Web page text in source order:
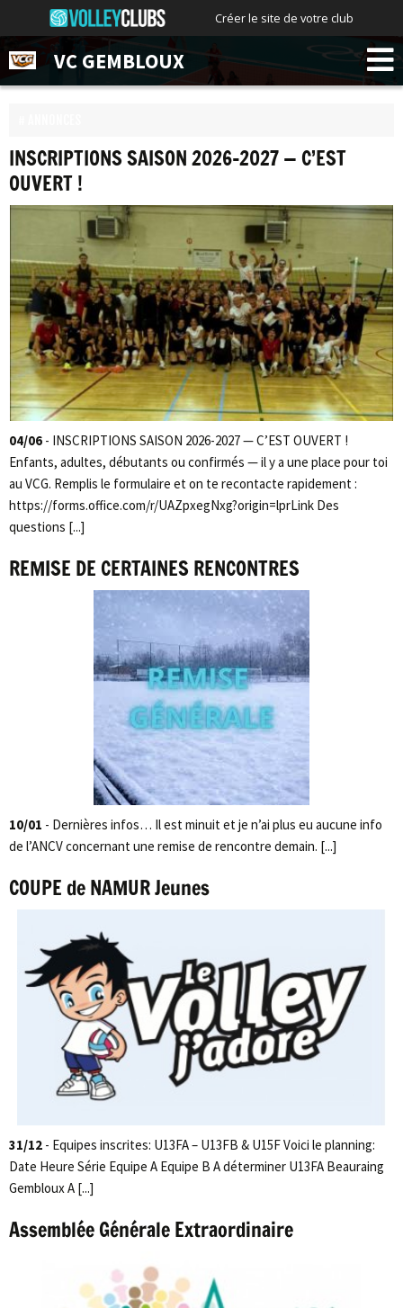
Créer le site de votre club
VC GEMBLOUX
INSCRIPTIONS SAISON 2026-2027 — C’EST
OUVERT !
04/06 - INSCRIPTIONS SAISON 2026-2027 — C’EST OUVERT !
Enfants, adultes, débutants ou confirmés — il y a une place pour toi
au VCG. Remplis le formulaire et on te recontacte rapidement :
https://forms.office.com/r/UAZpxegNxg?origin=lprLink Des
questions [...]
REMISE DE CERTAINES RENCONTRES
10/01 - Dernières infos… Il est minuit et je n’ai plus eu aucune info
de l’ANCV concernant une remise de rencontre demain. [...]
COUPE de NAMUR Jeunes
31/12 - Equipes inscrites: U13FA – U13FB & U15F Voici le planning:
Date Heure Série Equipe A Equipe B A déterminer U13FA Beauraing
Gembloux A [...]
Assemblée Générale Extraordinaire